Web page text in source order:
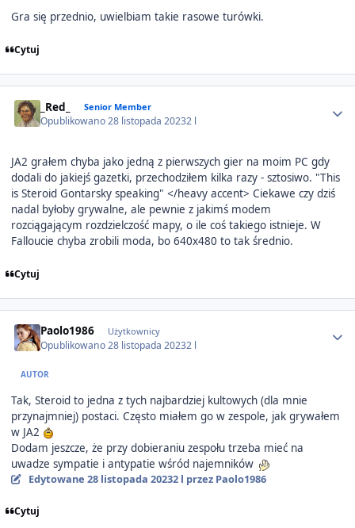
Gra się przednio, uwielbiam takie rasowe turówki.
Cytuj
_Red_ Senior Member
Opublikowano28 listopada 20232 l
JA2 grałem chyba jako jedną z pierwszych gier na moim PC gdy
dodali do jakiejś gazetki, przechodziłem kilka razy - sztosiwo. "This
is Steroid Gontarsky speaking" </heavy accent> Ciekawe czy dziś
nadal byłoby grywalne, ale pewnie z jakimś modem
rozciągającym rozdzielczość mapy, o ile coś takiego istnieje. W
Falloucie chyba zrobili moda, bo 640x480 to tak średnio.
Cytuj
Paolo1986 Użytkownicy
Opublikowano28 listopada 20232 l
AUTOR
Tak, Steroid to jedna z tych najbardziej kultowych (dla mnie
przynajmniej) postaci. Często miałem go w zespole, jak grywałem
w JA2
Dodam jeszcze, że przy dobieraniu zespołu trzeba mieć na
uwadze sympatie i antypatie wśród najemników
Edytowane 28 listopada 20232 l przez Paolo1986
Cytuj